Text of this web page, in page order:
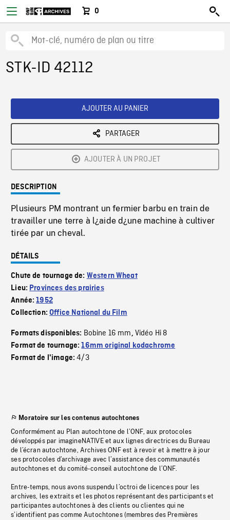
0
STK-ID 42112
AJOUTER AU PANIER
PARTAGER
AJOUTER À UN PROJET
DESCRIPTION
Plusieurs PM montrant un fermier barbu en train de
travailler une terre à l¿aide d¿une machine à cultiver
tirée par un cheval.
DÉTAILS
Chute de tournage de: Western Wheat
Lieu: Provinces des prairies
Année:1952
Collection:Office National du Film
Formats disponibles: Bobine 16 mm, Vidéo Hi 8
Format de tournage:16mm original kodachrome
Format de l'image:4/3
Moratoire sur les contenus autochtones
Conformément au Plan autochtone de l’ONF, aux protocoles
développés par imagineNATIVE et aux lignes directrices du Bureau
de l’écran autochtone, Archives ONF est à revoir et à mettre à jour
ses protocoles d’archivage avec l’assistance des communautés
autochtones et du comité-conseil autochtone de l’ONF.
Entre-temps, nous avons suspendu l’octroi de licences pour les
archives, les extraits et les photos représentant des participants et
participantes autochtones à des clients ou clientes qui ne
s’identifient pas comme Autochtones (membres des Premières